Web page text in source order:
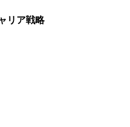
リア戦略